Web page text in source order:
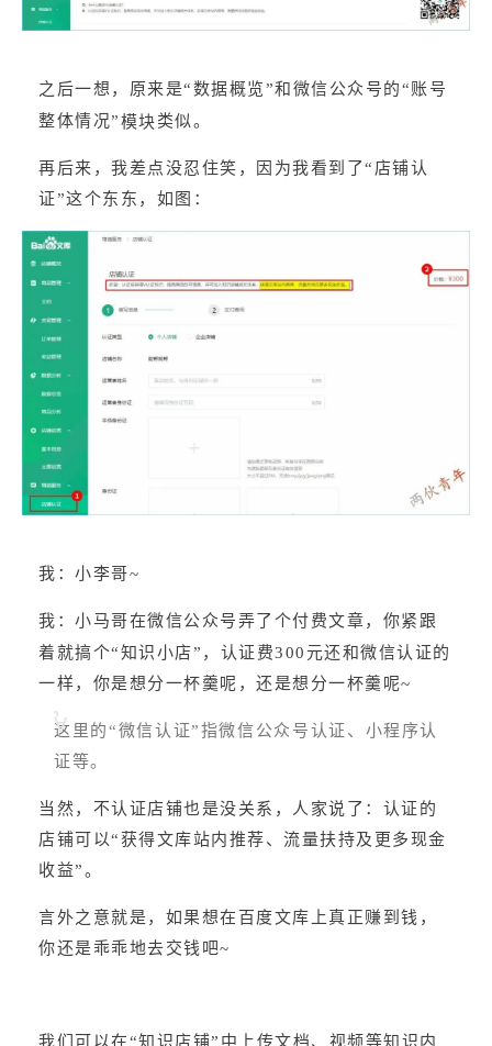
之后一想，原来是“数据概览”和微信公众号的“账号
整体情况”模块类似。
再后来，我差点没忍住笑，因为我看到了“店铺认
证”这个东东，如图：
我：小李哥~
我：小马哥在微信公众号弄了个付费文章，你紧跟
着就搞个“知识小店”，认证费300元还和微信认证的
一样，你是想分一杯羹呢，还是想分一杯羹呢~
这里的“微信认证”指微信公众号认证、小程序认
证等。
当然，不认证店铺也是没关系，人家说了：认证的
店铺可以“获得文库站内推荐、流量扶持及更多现金
收益”。
言外之意就是，如果想在百度文库上真正赚到钱，
你还是乖乖地去交钱吧~
我们可以在“知识店铺”中上传文档、视频等知识内